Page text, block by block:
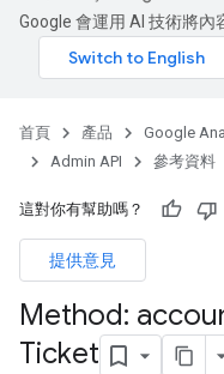
Google 會運用 AI 技術將內
首頁 產品 Google
Admin API
參考資料
這對你有幫助嗎？
提供意見
Method:
Ticket